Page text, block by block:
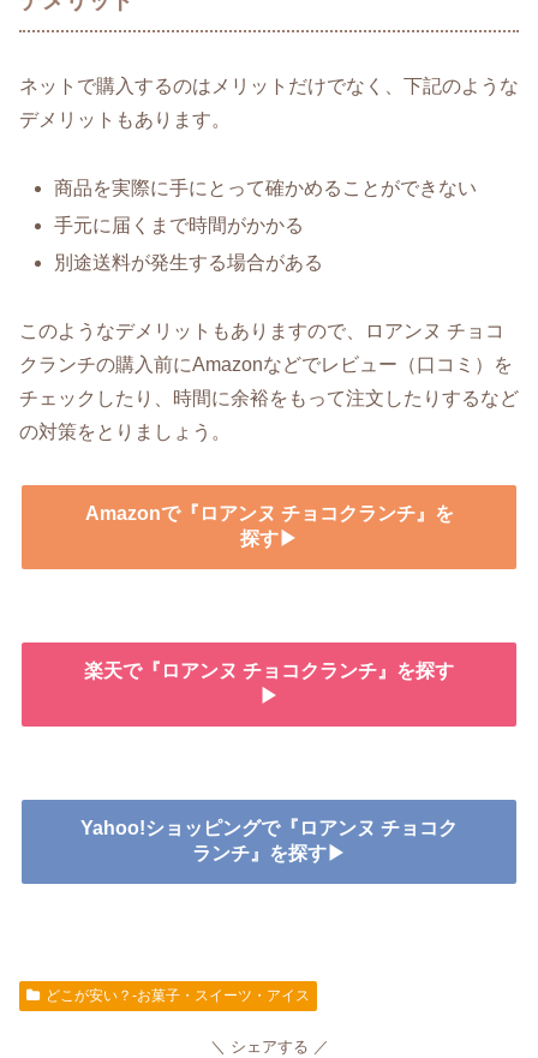
ネットで購入するのはメリットだけでなく、下記のような
デメリットもあります。
商品を実際に手にとって確かめることができない
手元に届くまで時間がかかる
別途送料が発生する場合がある
このようなデメリットもありますので、ロアンヌ チョコ
クランチの購入前にAmazonなどでレビュー（口コミ）を
チェックしたり、時間に余裕をもって注文したりするなど
の対策をとりましょう。
Amazonで『ロアンヌ チョコクランチ』を
探す▶
楽天で『ロアンヌ チョコクランチ』を探す
▶
Yahoo!ショッピングで『ロアンヌ チョコク
ランチ』を探す▶
どこが安い？-お菓子・スイーツ・アイス
シェアする